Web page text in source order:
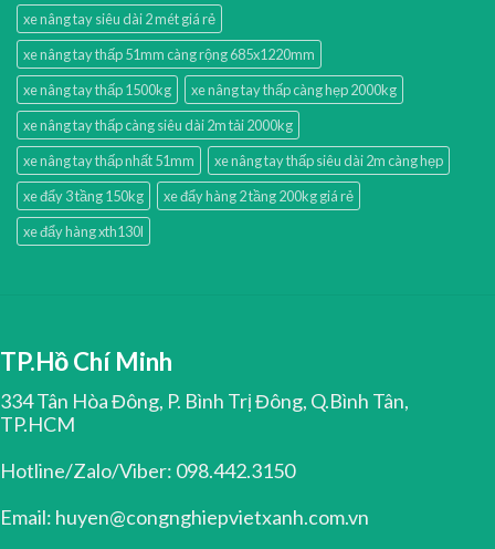
xe nâng tay siêu dài 2 mét giá rẻ
xe nâng tay thấp 51mm càng rộng 685x1220mm
xe nâng tay thấp 1500kg
xe nâng tay thấp càng hẹp 2000kg
xe nâng tay thấp càng siêu dài 2m tải 2000kg
xe nâng tay thấp nhất 51mm
xe nâng tay thấp siêu dài 2m càng hẹp
xe đẩy 3 tầng 150kg
xe đẩy hàng 2 tầng 200kg giá rẻ
xe đẩy hàng xth130l
TP.Hồ Chí Minh
334 Tân Hòa Đông, P. Bình Trị Đông, Q.Bình Tân,
TP.HCM
Hotline/Zalo/Viber: 098.442.3150
Email: huyen@congnghiepvietxanh.com.vn